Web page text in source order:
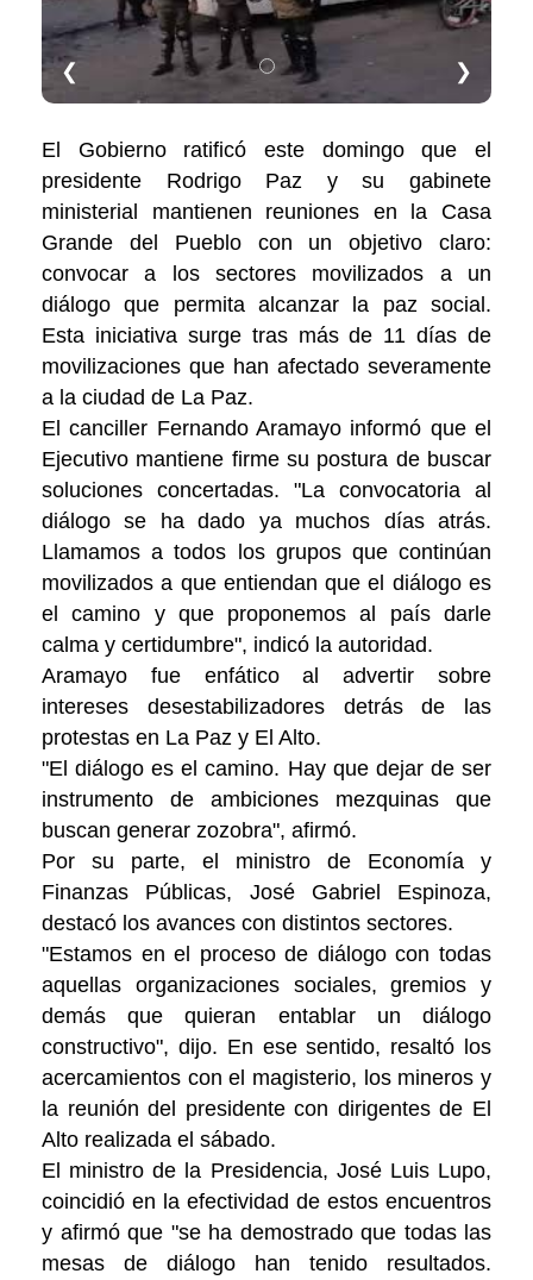
❮ ❯
El Gobierno ratificó este domingo que el
presidente Rodrigo Paz y su gabinete
ministerial mantienen reuniones en la Casa
Grande del Pueblo con un objetivo claro:
convocar a los sectores movilizados a un
diálogo que permita alcanzar la paz social.
Esta iniciativa surge tras más de 11 días de
movilizaciones que han afectado severamente
a la ciudad de La Paz.
El canciller Fernando Aramayo informó que el
Ejecutivo mantiene firme su postura de buscar
soluciones concertadas. "La convocatoria al
diálogo se ha dado ya muchos días atrás.
Llamamos a todos los grupos que continúan
movilizados a que entiendan que el diálogo es
el camino y que proponemos al país darle
calma y certidumbre", indicó la autoridad.
Aramayo fue enfático al advertir sobre
intereses desestabilizadores detrás de las
protestas en La Paz y El Alto.
"El diálogo es el camino. Hay que dejar de ser
instrumento de ambiciones mezquinas que
buscan generar zozobra", afirmó.
Por su parte, el ministro de Economía y
Finanzas Públicas, José Gabriel Espinoza,
destacó los avances con distintos sectores.
"Estamos en el proceso de diálogo con todas
aquellas organizaciones sociales, gremios y
demás que quieran entablar un diálogo
constructivo", dijo. En ese sentido, resaltó los
acercamientos con el magisterio, los mineros y
la reunión del presidente con dirigentes de El
Alto realizada el sábado.
El ministro de la Presidencia, José Luis Lupo,
coincidió en la efectividad de estos encuentros
y afirmó que "se ha demostrado que todas las
mesas de diálogo han tenido resultados.